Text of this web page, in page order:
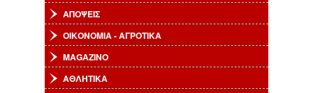
ΑΠΟΨΕΙΣ
ΟΙΚΟΝΟΜΙΑ - ΑΓΡΟΤΙΚΑ
MAGAZINO
ΑΘΛΗΤΙΚΑ